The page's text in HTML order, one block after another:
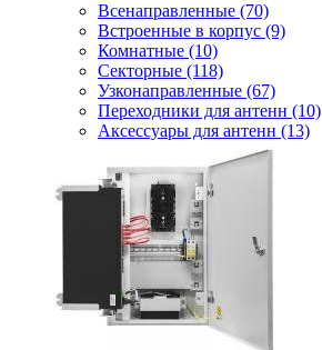
Всенаправленные (70)
Встроенные в корпус (9)
Комнатные (10)
Секторные (118)
Узконаправленные (67)
Переходники для антенн (10)
Аксессуары для антенн (13)